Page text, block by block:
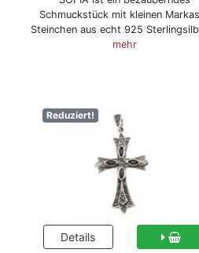
Schmuckstück mit kleinen
Steinchen aus echt 925
mehr
Reduziert!